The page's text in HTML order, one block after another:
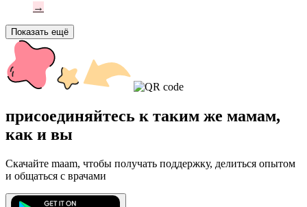
→
Показать ещё
присоединяйтесь к таким же мамам,
как и вы
Скачайте maam, чтобы получать поддержку, делиться опытом
и общаться с врачами